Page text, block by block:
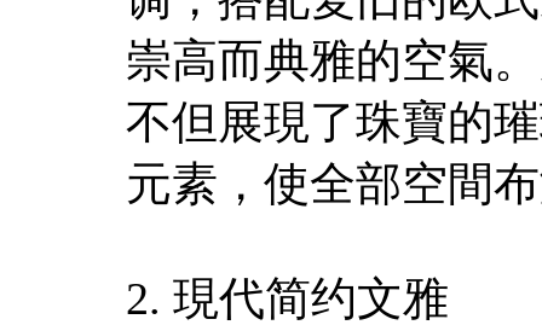
崇高而典雅的空氣
不但展現了珠寶的
元素，使全部空間
2. 現代简约文雅